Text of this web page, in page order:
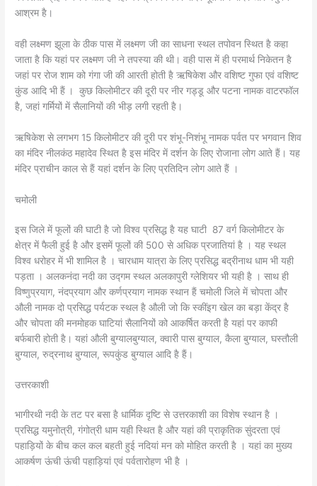
आश्रम है।
वही लक्ष्मण झूला के ठीक पास में लक्ष्मण जी का साधना स्थल तपोवन स्थित है कहा
जाता है कि यहां पर लक्ष्मण जी ने तपस्या की थी। वही पास में ही परमार्थ निकेतन है
जहां पर रोज शाम को गंगा जी की आरती होती है ऋषिकेश और वशिष्ट गुफा एवं वशिष्ट
कुंड आदि भी हैं । कुछ किलोमीटर की दूरी पर नीर गड्डू और पटना नामक वाटरफॉल
है, जहां गर्मियों में सैलानियों की भीड़ लगी रहती है।
ऋषिकेश से लगभग 15 किलोमीटर की दूरी पर शंभू-निशंभू नामक पर्वत पर भगवान शिव
का मंदिर नीलकंठ महादेव स्थित है इस मंदिर में दर्शन के लिए रोजाना लोग आते हैं। यह
मंदिर प्राचीन काल से हैं यहां दर्शन के लिए प्रतिदिन लोग आते हैं ।
चमोली
इस जिले में फूलों की घाटी है जो विश्व प्रसिद्ध है यह घाटी 87 वर्ग किलोमीटर के
क्षेत्र में फैली हुई है और इसमें फूलों की 500 से अधिक प्रजातियां है । यह स्थल
विश्व धरोहर में भी शामिल है । चारधाम यात्रा के लिए प्रसिद्ध बद्रीनाथ धाम भी यही
पड़ता । अलकनंदा नदी का उद्गम स्थल अलकापुरी ग्लेशियर भी यही है । साथ ही
विष्णुप्रयाग, नंदप्रयाग और कर्णप्रयाग नामक स्थान हैं चमोली जिले में चोपता और
औली नामक दो प्रसिद्ध पर्यटक स्थल है औली जो कि स्कींइग खेल का बड़ा केंद्र है
और चोपता की मनमोहक घाटियां सैलानियों को आकर्षित करती है यहां पर काफी
बर्फबारी होती है। यहां औली बुग्यालबुग्याल, क्वारी पास बुग्याल, कैला बुग्याल, घस्तौली
बुग्याल, रुद्रनाथ बुग्याल, रूपकुंड बुग्याल आदि है हैं।
उत्तरकाशी
भागीरथी नदी के तट पर बसा है धार्मिक दृष्टि से उत्तरकाशी का विशेष स्थान है ।
प्रसिद्ध यमुनोत्री, गंगोत्री धाम यही स्थित है और यहां की प्राकृतिक सुंदरता एवं
पहाड़ियों के बीच कल कल बहती हुई नदियां मन को मोहित करती है । यहां का मुख्य
आकर्षण ऊंची ऊंची पहाड़ियां एवं पर्वतारोहण भी है ।